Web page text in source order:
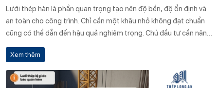
Lưới thép hàn là phần quan trọng tạo nên độ bền, độ ổn định và
an toàn cho công trình. Chỉ cần một khâu nhỏ không đạt chuẩn
cũng có thể dẫn đến hậu quả nghiêm trọng. Chủ đầu tư cần nâng
cao cảnh giác, kiểm tra kỹ lưỡng và lựa chọn nhà cung cấp uy tín
để đảm bảo chất lượng công trình.
Xem thêm